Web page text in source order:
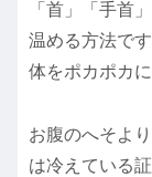
「首」「手首
温める方法で
体をポカポカに
お腹のへそよ
は冷えている証